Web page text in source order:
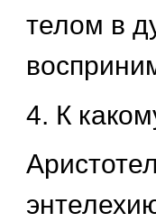
телом в
4. К